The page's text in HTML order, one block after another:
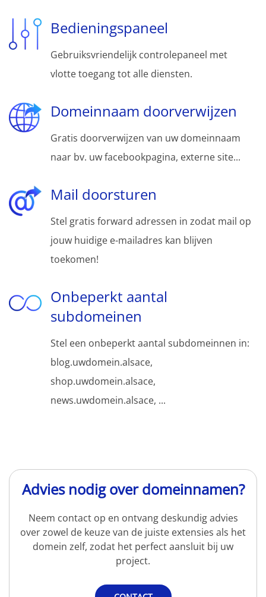
Bedieningspaneel
Gebruiksvriendelijk controlepaneel met
vlotte toegang tot alle diensten.
Domeinnaam doorverwijzen
Gratis doorverwijzen van uw domeinnaam
naar bv. uw facebookpagina, externe site...
Mail doorsturen
Stel gratis forward adressen in zodat mail op
jouw huidige e-mailadres kan blijven
toekomen!
Onbeperkt aantal
subdomeinen
Stel een onbeperkt aantal subdomeinnen in:
blog.uwdomein.alsace,
shop.uwdomein.alsace,
news.uwdomein.alsace, ...
Advies nodig over domeinnamen?
Neem contact op en ontvang deskundig advies
over zowel de keuze van de juiste extensies als het
domein zelf, zodat het perfect aansluit bij uw
project.